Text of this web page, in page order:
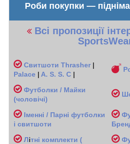
Роби покупки —
Всі пропозиції
Свитшоти Thrasher |
Palace | A. S. S. C |
Футболки / Майки
(чоловічі)
Іменні / Парні футболки
і свитшоти
Літні комплекти (